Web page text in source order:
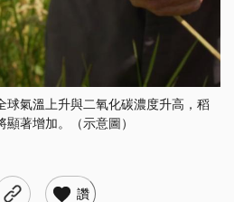
球氣溫上升與二氧化碳濃度升高，稻
著增加。（示意圖）
讚